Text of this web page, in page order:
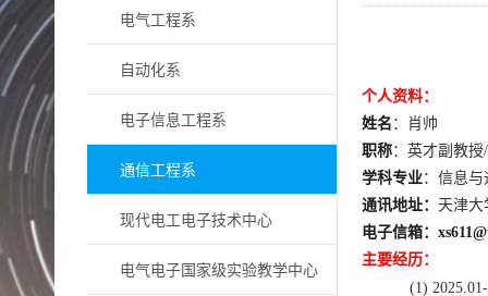
电气工程系
自动化系
电子信息工程系
通信工程系
现代电工电子技术中心
电气电子国家级实验教学中心
个人资料：
姓名 ：
肖帅
职称： 英才副教授/
学科专业： 信息与
通讯地址： 天津大
电子信箱： xs
主要经历：
(1) 2025.01-